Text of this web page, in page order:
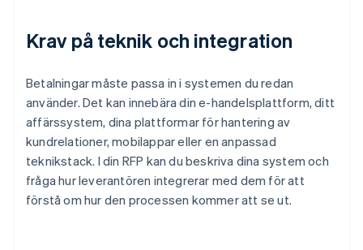
Krav på teknik och integration
Betalningar måste passa in i systemen du redan
använder. Det kan innebära din e-handelsplattform, ditt
affärssystem, dina plattformar för hantering av
kundrelationer, mobilappar eller en anpassad
teknikstack. I din RFP kan du beskriva dina system och
fråga hur leverantören integrerar med dem för att
förstå om hur den processen kommer att se ut.